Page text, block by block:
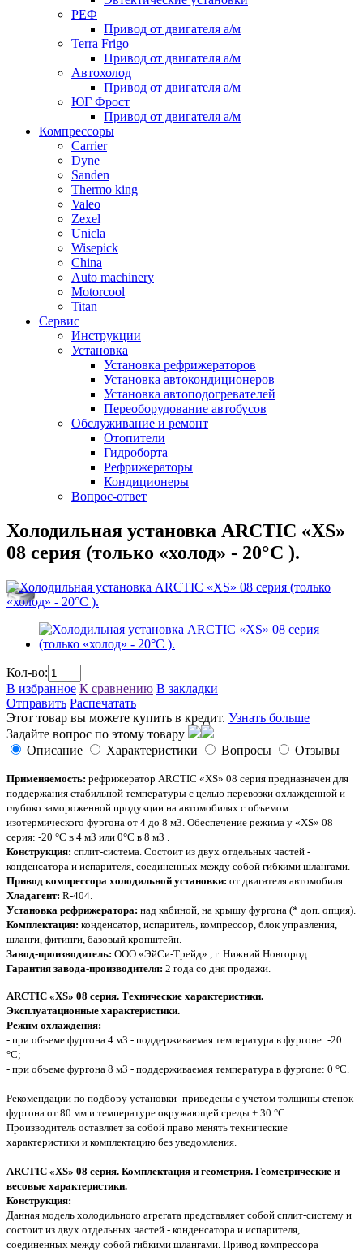
РЕФ
Привод от двигателя а/м
Terra Frigo
Привод от двигателя а/м
Автохолод
Привод от двигателя а/м
ЮГ Фрост
Привод от двигателя а/м
Компрессоры
Carrier
Dyne
Sanden
Thermo king
Valeo
Zexel
Unicla
Wisepick
China
Auto machinery
Motorcool
Titan
Сервис
Инструкции
Установка
Установка рефрижераторов
Установка автокондиционеров
Установка автоподогревателей
Переоборудование автобусов
Обслуживание и ремонт
Отопители
Гидроборта
Рефрижераторы
Кондиционеры
Вопрос-ответ
Холодильная установка ARCTIC «XS»
08 серия (только «холод» - 20°C ).
Кол-во:
В избранное К сравнению В закладки
Отправить Распечатать
Этот товар вы можете купить в кредит. Узнать больше
Задайте вопрос по этому товару
Описание
Характеристики Вопросы Отзывы
Применяемость: рефрижератор ARCTIC «XS» 08 серия предназначен для
поддержания стабильной температуры с целью перевозки охлажденной и
глубоко замороженной продукции на автомобилях с объемом
изотермического фургона от 4 до 8 м3. Обеспечение режима у «XS» 08
серия: -20 °C в 4 м3 или 0°C в 8 м3 .
Конструкция: сплит-система. Состоит из двух отдельных частей -
конденсатора и испарителя, соединенных между собой гибкими шлангами.
Привод компрессора холодильной установки: от двигателя автомобиля.
Хладагент: R-404.
Установка рефрижератора: над кабиной, на крышу фургона (* доп. опция).
Комплектация: конденсатор, испаритель, компрессор, блок управления,
шланги, фитинги, базовый кронштейн.
Завод-производитель: OOО «ЭйСи-Трейд» , г. Нижний Новгород.
Гарантия завода-производителя: 2 года со дня продажи.
ARCTIC «XS» 08 серия. Технические характеристики.
Эксплуатационные характеристики.
Режим охлаждения:
- при объеме фургона 4 м3 - поддерживаемая температура в фургоне: -20
°С;
- при объеме фургона 8 м3 - поддерживаемая температура в фургоне: 0 °С.
Рекомендации по подбору установки- приведены с учетом толщины стенок
фургона от 80 мм и температуре окружающей среды + 30 °С.
Производитель оставляет за собой право менять технические
характеристики и комплектацию без уведомления.
ARCTIC «XS» 08 серия. Комплектация и геометрия. Геометрические и
весовые характеристики.
Конструкция:
Данная модель холодильного агрегата представляет собой сплит-систему и
состоит из двух отдельных частей - конденсатора и испарителя,
соединенных между собой гибкими шлангами. Привод компрессора